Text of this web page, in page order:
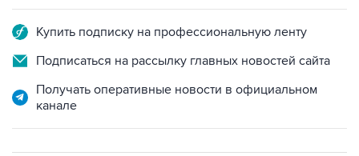
Купить подписку на профессиональную ленту
Подписаться на рассылку главных новостей сайта
Получать оперативные новости в официальном
канале